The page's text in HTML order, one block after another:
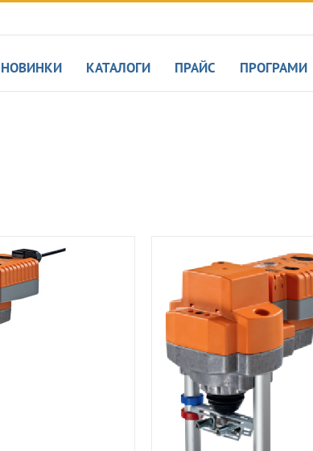
НОВИНКИ КАТАЛОГИ ПРАЙС ПРОГРАМИ